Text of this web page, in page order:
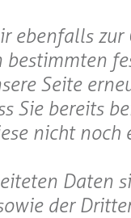
ebenfalls
bestimmten
Seite
Sie bereits
nicht noch
Daten
der Dritter